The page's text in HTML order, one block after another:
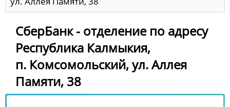
СберБанк - отделение по адресу
Республика Калмыкия,
п. Комсомольский, ул. Аллея
Памяти, 38